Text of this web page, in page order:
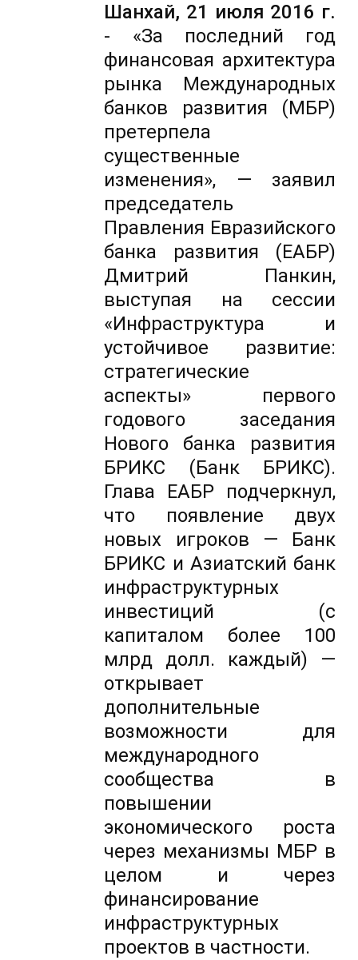
Шанхай, 21 июля 2016 г.
- «За последний год
финансовая архитектура
рынка Международных
банков развития (МБР)
претерпела
существенные
изменения», — заявил
председатель
Правления Евразийского
банка развития (ЕАБР)
Дмитрий Панкин,
выступая на сессии
«Инфраструктура и
устойчивое развитие:
стратегические
аспекты» первого
годового заседания
Нового банка развития
БРИКС (Банк БРИКС).
Глава ЕАБР подчеркнул,
что появление двух
новых игроков — Банк
БРИКС и Азиатский банк
инфраструктурных
инвестиций (с
капиталом более 100
млрд долл. каждый) —
открывает
дополнительные
возможности для
международного
сообщества в
повышении
экономического роста
через механизмы МБР в
целом и через
финансирование
инфраструктурных
проектов в частности.